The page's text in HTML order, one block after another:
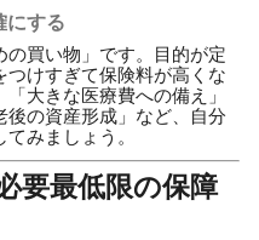
にする
買い物」です。目的が定
つけすぎて保険料が高くな
大きな医療費への備え」
後の資産形成」など、自分
みましょう。
要最低限の保障